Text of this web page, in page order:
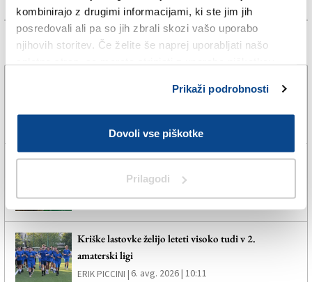
kombinirajo z drugimi informacijami, ki ste jim jih
posredovali ali pa so jih zbrali skozi vašo uporabo
njihovih storitev. Če želite še naprej uporabljati našo
Prikaži podrobnosti
Dovoli vse piškotke
Prilagodi
Več novic
Nogometaši Triestine dobili nasprotnike v D-ligi
SPLETNO UREDNIŠTVO |6. avg. 2026 | 20:25
Trebensko igrišče bo ostalo v domačih rokah
Kriške lastovke želijo leteti visoko tudi v 2.
amaterski ligi
ERIK PICCINI | 6. avg. 2026 | 10:11